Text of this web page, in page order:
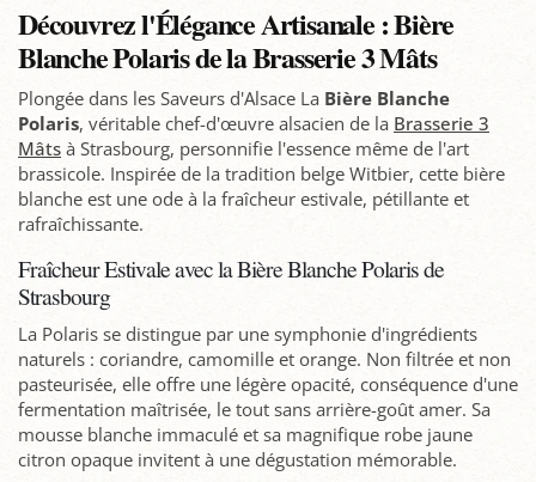
Découvrez l'Élégance Artisanale : Bière
Blanche Polaris de la Brasserie 3 Mâts
Plongée dans les Saveurs d'Alsace La Bière Blanche
Polaris, véritable chef-d'œuvre alsacien de la Brasserie 3
Mâts à Strasbourg, personnifie l'essence même de l'art
brassicole. Inspirée de la tradition belge Witbier, cette bière
blanche est une ode à la fraîcheur estivale, pétillante et
rafraîchissante.
Fraîcheur Estivale avec la Bière Blanche Polaris de
Strasbourg
La Polaris se distingue par une symphonie d'ingrédients
naturels : coriandre, camomille et orange. Non filtrée et non
pasteurisée, elle offre une légère opacité, conséquence d'une
fermentation maîtrisée, le tout sans arrière-goût amer. Sa
mousse blanche immaculé et sa magnifique robe jaune
citron opaque invitent à une dégustation mémorable.